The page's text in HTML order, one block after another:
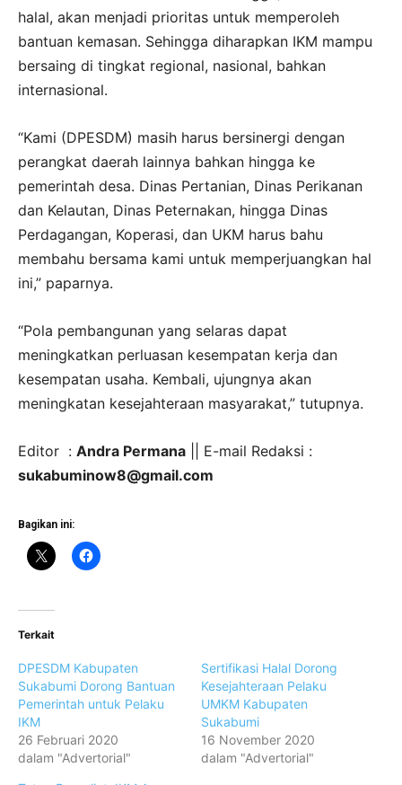
halal, akan menjadi prioritas untuk memperoleh
bantuan kemasan. Sehingga diharapkan IKM mampu
bersaing di tingkat regional, nasional, bahkan
internasional.
“Kami (DPESDM) masih harus bersinergi dengan
perangkat daerah lainnya bahkan hingga ke
pemerintah desa. Dinas Pertanian, Dinas Perikanan
dan Kelautan, Dinas Peternakan, hingga Dinas
Perdagangan, Koperasi, dan UKM harus bahu
membahu bersama kami untuk memperjuangkan hal
ini,” paparnya.
“Pola pembangunan yang selaras dapat
meningkatkan perluasan kesempatan kerja dan
kesempatan usaha. Kembali, ujungnya akan
meningkatan kesejahteraan masyarakat,” tutupnya.
Editor : Andra Permana || E-mail Redaksi :
sukabuminow8@gmail.com
Bagikan ini:
Terkait
DPESDM Kabupaten
Sukabumi Dorong Bantuan
Pemerintah untuk Pelaku
IKM
26 Februari 2020
dalam "Advertorial"
Sertifikasi Halal Dorong
Kesejahteraan Pelaku
UMKM Kabupaten
Sukabumi
16 November 2020
dalam "Advertorial"